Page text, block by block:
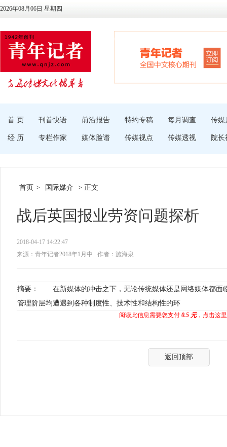
2026年08月06日 星期四
首 页 刊首快语 前沿报告 特约专稿 每月调查 传媒
经 历 专栏作家 媒体脸谱 传媒视点 传媒透视 院长
首页 > 国际媒介 > 正文
战后英国报业劳资问题探析
2018-04-17 14:22:47
来源：青年记者2018年1月中
作者：施海泉
摘要： 在新媒体的冲击之下，无论传统媒体还是网络媒体都面
管理阶层均遭遇到各种制度性、技术性和结构性的环
阅读此信息需要您支付 0.5 元，点击这
返回顶部